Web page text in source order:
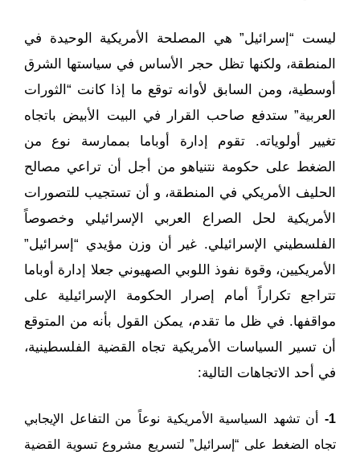
ليست “إسرائيل” هي المصلحة الأمريكية الوحيدة في
المنطقة، ولكنها تظل حجر الأساس في سياستها الشرق
أوسطية، ومن السابق لأوانه توقع ما إذا كانت “الثورات
العربية” ستدفع صاحب القرار في البيت الأبيض باتجاه
تغيير أولوياته. تقوم إدارة أوباما بممارسة نوع من
الضغط على حكومة نتنياهو من أجل أن تراعي مصالح
الحليف الأمريكي في المنطقة، و أن تستجيب للتصورات
الأمريكية لحل الصراع العربي الإسرائيلي وخصوصاً
الفلسطيني الإسرائيلي. غير أن وزن مؤيدي “إسرائيل”
الأمريكيين، وقوة نفوذ اللوبي الصهيوني جعلا إدارة أوباما
تتراجع تكراراً أمام إصرار الحكومة الإسرائيلية على
مواقفها. في ظل ما تقدم، يمكن القول بأنه من المتوقع
أن تسير السياسات الأمريكية تجاه القضية الفلسطينية،
في أحد الاتجاهات التالية:
1-
أن تشهد السياسية الأمريكية نوعاً من التفاعل الإيجابي
تجاه الضغط على “إسرائيل” لتسريع مشروع تسوية القضية